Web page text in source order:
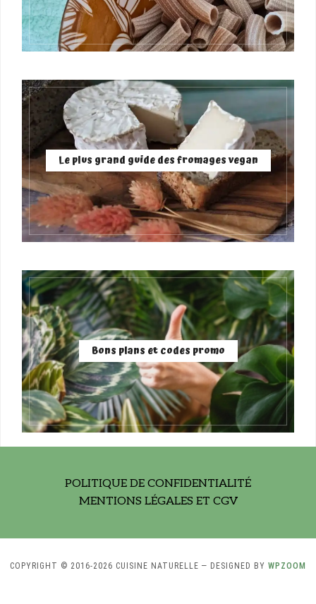
Le plus grand guide des fromages vegan
Bons plans et codes promo
POLITIQUE DE CONFIDENTIALITÉ
MENTIONS LÉGALES ET CGV
COPYRIGHT © 2016-2026 CUISINE NATURELLE — DESIGNED BY WPZOOM